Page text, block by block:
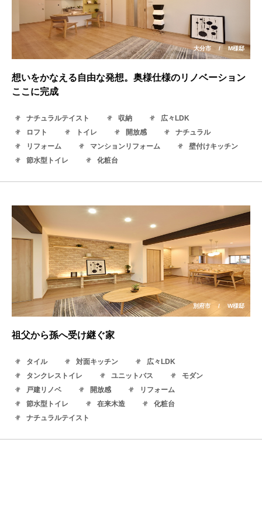
大分市 / M様邸
想いをかなえる自由な発想。奥様仕様のリノベーション
ここに完成
ナチュラルテイスト 収納
広々LDK
ロフト
トイレ 開放感
ナチュラル
リフォーム
マンションリフォーム
壁付けキッチン
節水型トイレ
化粧台
別府市 / W様邸
祖父から孫へ受け継ぐ家
タイル 対面キッチン
広々LDK
タンクレストイレ
ユニットバス
モダン
戸建リノベ
開放感
リフォーム
節水型トイレ
在来木造
化粧台
ナチュラルテイスト